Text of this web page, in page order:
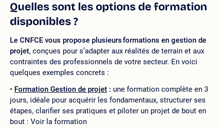
Quelles sont les options de formation
disponibles ?
Le CNFCE vous propose plusieurs formations en gestion de
projet, conçues pour s’adapter aux réalités de terrain et aux
contraintes des professionnels de votre secteur. En voici
quelques exemples concrets :
Formation Gestion de projet : une formation complète en 3
jours, idéale pour acquérir les fondamentaux, structurer ses
étapes, clarifier ses pratiques et piloter un projet de bout en
bout : Voir la formation